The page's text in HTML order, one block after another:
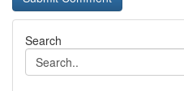
Search